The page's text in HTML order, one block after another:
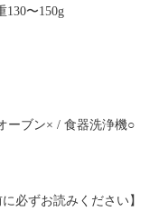
130〜150g
ーブン× / 食器洗浄機○
に必ずお読みください】